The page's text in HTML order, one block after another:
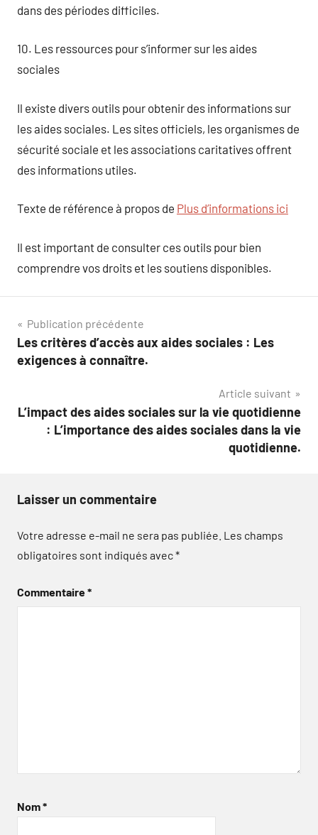
dans des périodes difficiles.
10. Les ressources pour s’informer sur les aides
sociales
Il existe divers outils pour obtenir des informations sur
les aides sociales. Les sites officiels, les organismes de
sécurité sociale et les associations caritatives offrent
des informations utiles.
Texte de référence à propos de Plus d’informations ici
Il est important de consulter ces outils pour bien
comprendre vos droits et les soutiens disponibles.
Navigation
de
Publication précédente
Les critères d’accès aux aides sociales : Les
exigences à connaître.
Article suivant
L’impact des aides sociales sur la vie quotidienne
: L’importance des aides sociales dans la vie
quotidienne.
Laisser un commentaire
Votre adresse e-mail ne sera pas publiée. Les champs
obligatoires sont indiqués avec*
Commentaire*
Nom*